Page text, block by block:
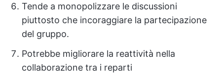
Tende a monopolizzare le discussioni
piuttosto che incoraggiare la partecipazione
del gruppo.
Potrebbe migliorare la reattività nella
collaborazione tra i reparti